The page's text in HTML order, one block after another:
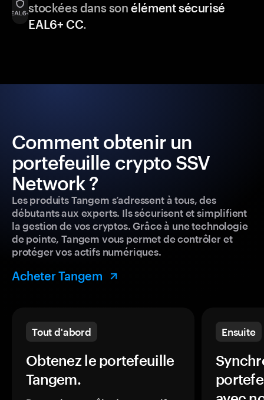
stockées dans sonélément sécurisé
EAL6+ CC.
Comment obtenir un
portefeuille crypto SSV
Network ?
Les produits Tangem s’adressent à tous, des
débutants aux experts. Ils sécurisent et simplifient
la gestion de vos cryptos. Grâce à une technologie
de pointe, Tangem vous permet de contrôler et
protéger vos actifs numériques.
Acheter Tangem
Tout d'abord
Obtenez le portefeuille
Tangem.
Ensuite